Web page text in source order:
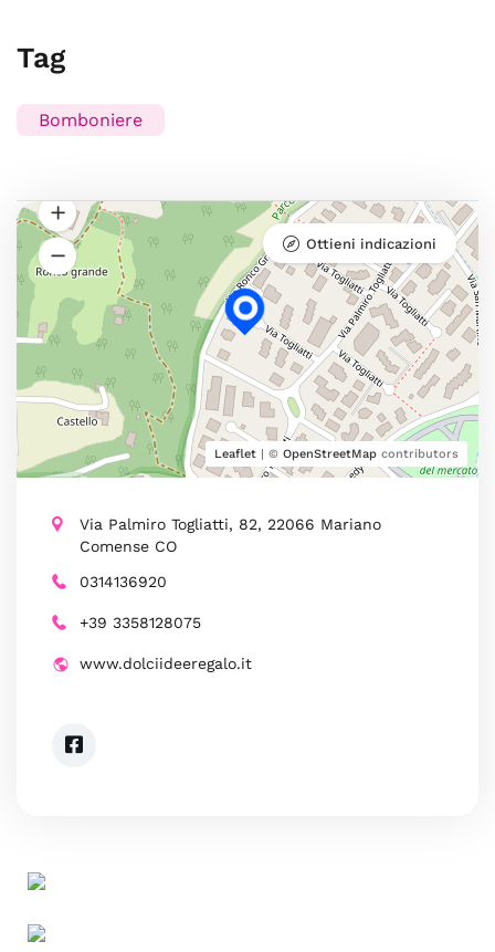
Tag
Bomboniere
Leaflet | © OpenStreetMap contributors
Ottieni indicazioni
Via Palmiro Togliatti, 82, 22066 Mariano
Comense CO
0314136920
+39 3358128075
www.dolciideeregalo.it